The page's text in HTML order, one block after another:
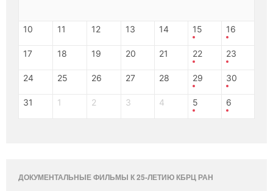
10 11 12 13 14 15 16
17 18 19 20 21 22 23
24 25 26 27 28 29 30
31 1 2 3 4 5 6
ДОКУМЕНТАЛЬНЫЕ ФИЛЬМЫ К 25-ЛЕТИЮ КБРЦ РАН